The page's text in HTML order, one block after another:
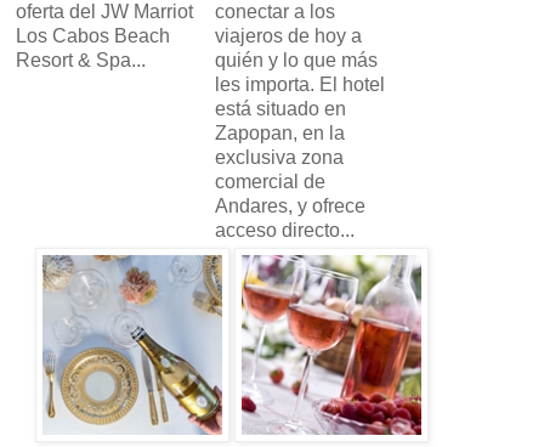
oferta del JW Marriot
Los Cabos Beach
Resort & Spa...
conectar a los
viajeros de hoy a
quién y lo que más
les importa. El hotel
está situado en
Zapopan, en la
exclusiva zona
comercial de
Andares, y ofrece
acceso directo...